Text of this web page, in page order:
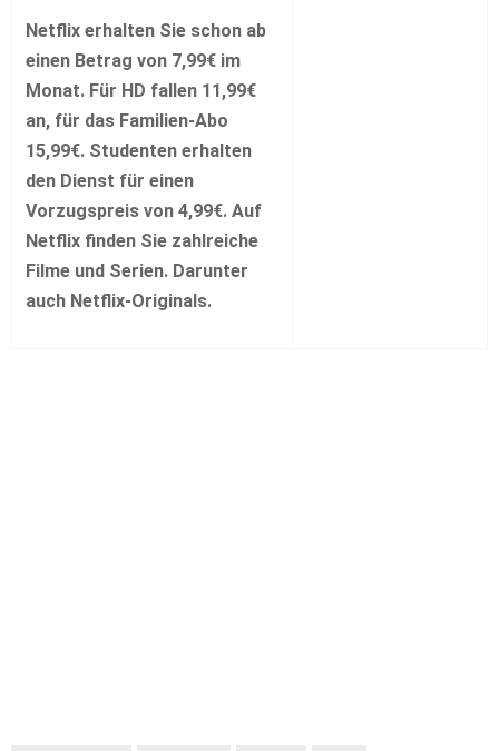
Netflix erhalten Sie schon ab
einen Betrag von 7,99€ im
Monat. Für HD fallen 11,99€
an, für das Familien-Abo
15,99€. Studenten erhalten
den Dienst für einen
Vorzugspreis von 4,99€. Auf
Netflix finden Sie zahlreiche
Filme und Serien. Darunter
auch Netflix-Originals.